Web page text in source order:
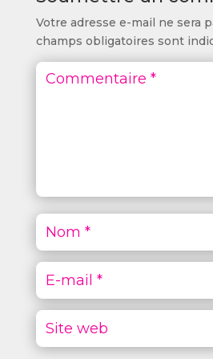
Votre adresse e-mail ne sera
champs obligatoires sont